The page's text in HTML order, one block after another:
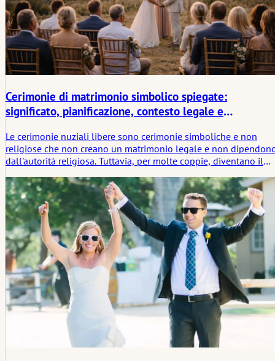
Cerimonie di matrimonio simbolico spiegate:
significato, pianificazione, contesto legale e
Le cerimonie nuziali libere sono cerimonie simboliche e non
religiose che non creano un matrimonio legale e non
dall'autorità religiosa. Tuttavia, per molte coppie, diventano il
funzionano in pratica le cerimonie libere, da dove deriva il loro
significato e come si relazionano al matrimonio legale e ai
simboli nuziali tradizionali.